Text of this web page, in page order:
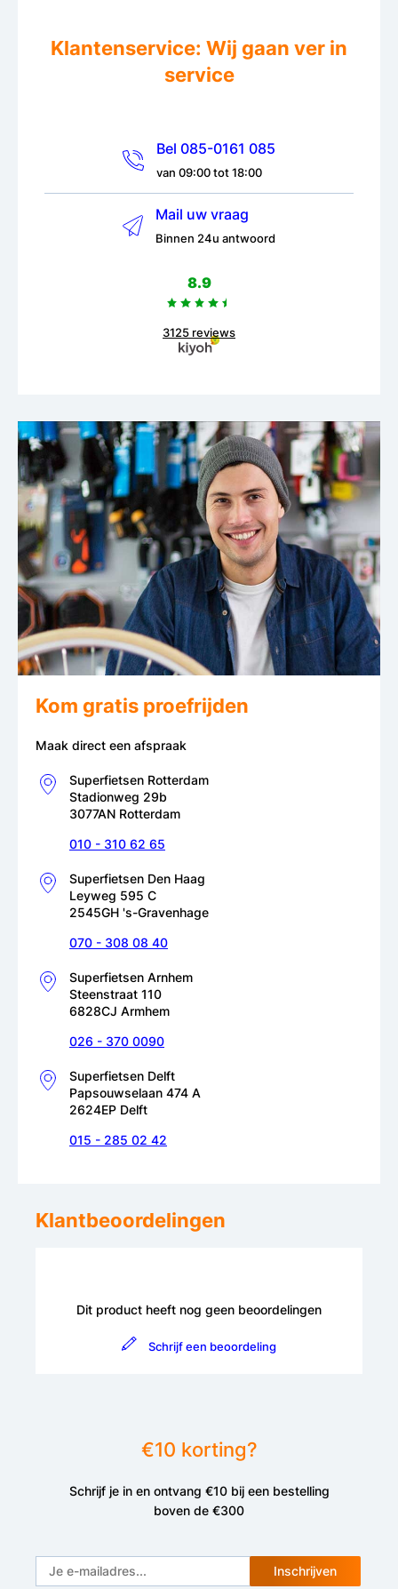
Klantenservice: Wij gaan ver in
service
Bel 085-0161 085
van 09:00 tot 18:00
Mail uw vraag
Binnen 24u antwoord
8.9
3125 reviews
Kom gratis proefrijden
Maak direct een afspraak
Superfietsen Rotterdam
Stadionweg 29b
3077AN Rotterdam
010 - 310 62 65
Superfietsen Den Haag
Leyweg 595 C
2545GH 's-Gravenhage
070 - 308 08 40
Superfietsen Arnhem
Steenstraat 110
6828CJ Armhem
026 - 370 0090
Superfietsen Delft
Papsouwselaan 474 A
2624EP Delft
015 - 285 02 42
Klantbeoordelingen
Dit product heeft nog geen beoordelingen
Schrijf een beoordeling
€10 korting?
Schrijf je in en ontvang €10 bij een bestelling
boven de €300
Inschrijven